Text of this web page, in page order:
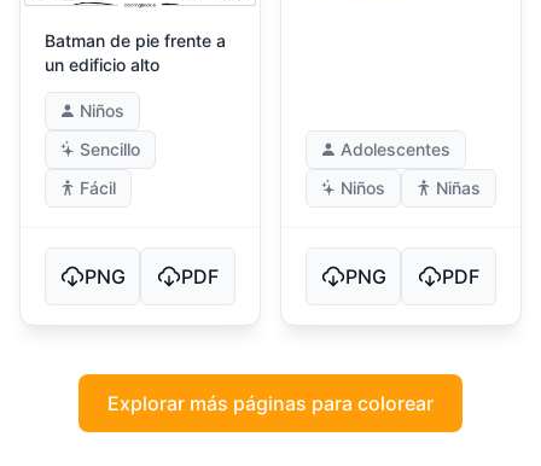
Batman de pie frente a
un edificio alto
Niños
Sencillo
Fácil
PNG PDF
Adolescentes
Niños
Niñas
PNG PDF
Explorar más páginas para colorear